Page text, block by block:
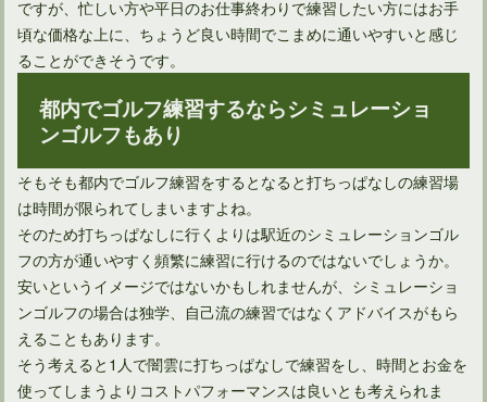
ゴルフ会員権の売却損で法人の節税対策はできるのか？
ですが、忙しい方や平日のお仕事終わりで練習したい方にはお手
頃な価格な上に、ちょうど良い時間でこまめに通いやすいと感じ
ることができそうです。
都内でゴルフ練習するならシミュレーショ
ンゴルフもあり
そもそも都内でゴルフ練習をするとなると打ちっぱなしの練習場
は時間が限られてしまいますよね。
そのため打ちっぱなしに行くよりは駅近のシミュレーションゴル
フの方が通いやすく頻繁に練習に行けるのではないでしょうか。
安いというイメージではないかもしれませんが、シミュレーショ
ンゴルフの場合は独学、自己流の練習ではなくアドバイスがもら
えることもあります。
そう考えると1人で闇雲に打ちっぱなしで練習をし、時間とお金を
使ってしまうよりコストパフォーマンスは良いとも考えられま